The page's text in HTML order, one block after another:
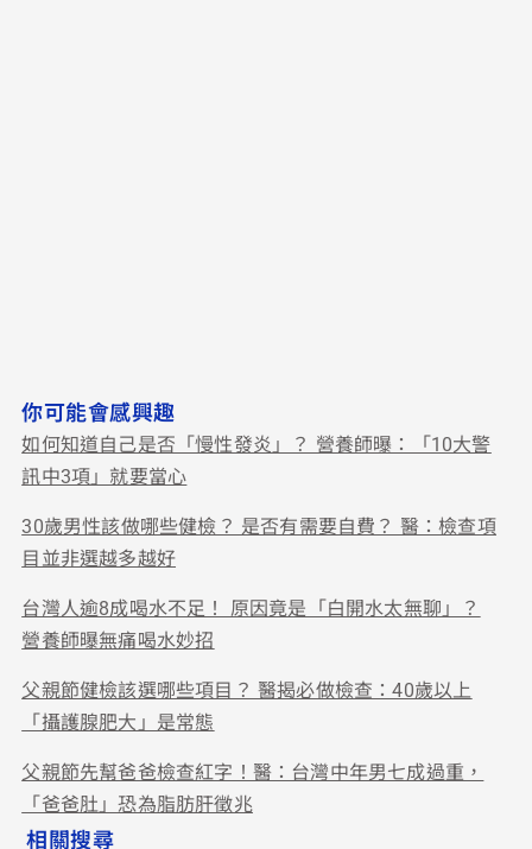
你可能會感興趣
如何知道自己是否「慢性發炎」？ 營養師曝：「10大警
訊中3項」就要當心
30歲男性該做哪些健檢？ 是否有需要自費？ 醫：檢查項
目並非選越多越好
台灣人逾8成喝水不足！ 原因竟是「白開水太無聊」？
營養師曝無痛喝水妙招
父親節健檢該選哪些項目？ 醫揭必做檢查：40歲以上
「攝護腺肥大」是常態
父親節先幫爸爸檢查紅字！醫：台灣中年男七成過重，
「爸爸肚」恐為脂肪肝徵兆
相關搜尋